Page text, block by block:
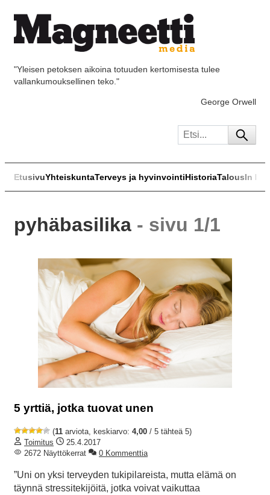
"Yleisen petoksen aikoina totuuden kertomisesta tulee
vallankumouksellinen teko."
George Orwell
EtusivuYhteiskuntaTerveys ja hyvinvointiHistoriaTalousIn
pyhäbasilika - sivu 1/1
5 yrttiä, jotka tuovat unen
(11 arviota, keskiarvo: 4,00 / 5 tähteä 5)
Toimitus
25.4.2017
2672 Näyttökerrat
0 Kommenttia
”Uni on yksi terveyden tukipilareista, mutta elämä on
täynnä stressitekijöitä, jotka voivat vaikuttaa